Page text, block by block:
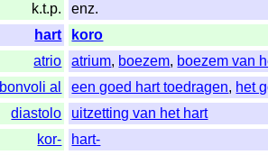
k.t.p.
enz.
hart
koro
atrio
atrium, boezem, boezem van
bonvoli al
een goed hart toedragen, het
diastolo
uitzetting van het hart
kor-
hart-